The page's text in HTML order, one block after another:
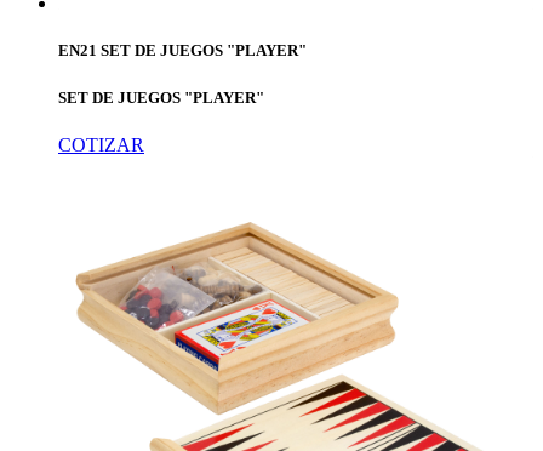
EN21 SET DE JUEGOS "PLAYER"
SET DE JUEGOS "PLAYER"
COTIZAR